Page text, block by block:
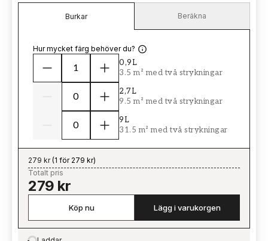
Burkar Beräkna
Hur mycket färg behöver du?
0,9L
3.5 m² med två strykningar
2,7L
9.5 m² med två strykningar
9L
31.5 m² med två strykningar
279 kr(1 för 279 kr)
Totalt pris
279 kr
Köp nu Lägg i varukorgen